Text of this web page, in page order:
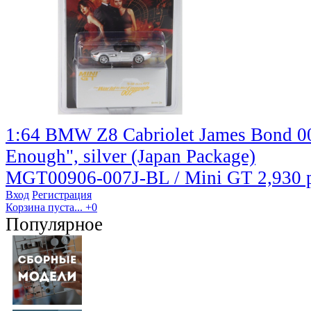
1:64 BMW Z8 Cabriolet James Bond
Enough", silver (Japan Package)
MGT00906-007J-BL / Mini GT 2,930
Вход Регистрация
Корзина пуста... +0
Популярное